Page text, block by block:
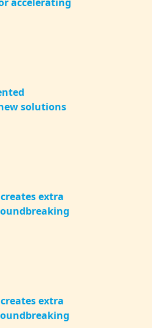
solutions
extra
extra